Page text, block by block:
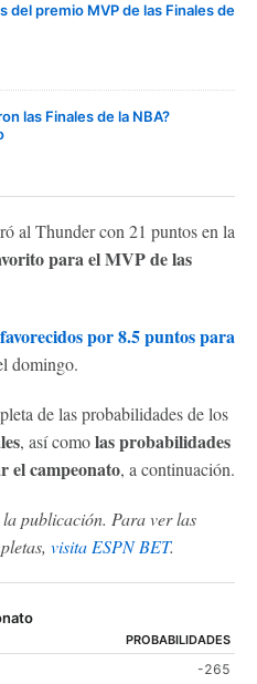
del premio MVP de las Finales de
las Finales de la NBA?
al Thunder con 21 puntos en la
para el MVP de las
por 8.5 puntos para
domingo.
de las probabilidades de los
, así comolas probabilidades
el campeonato, a continuación.
publicación. Para ver las
visita ESPN BET.
PROBABILIDADES
-265